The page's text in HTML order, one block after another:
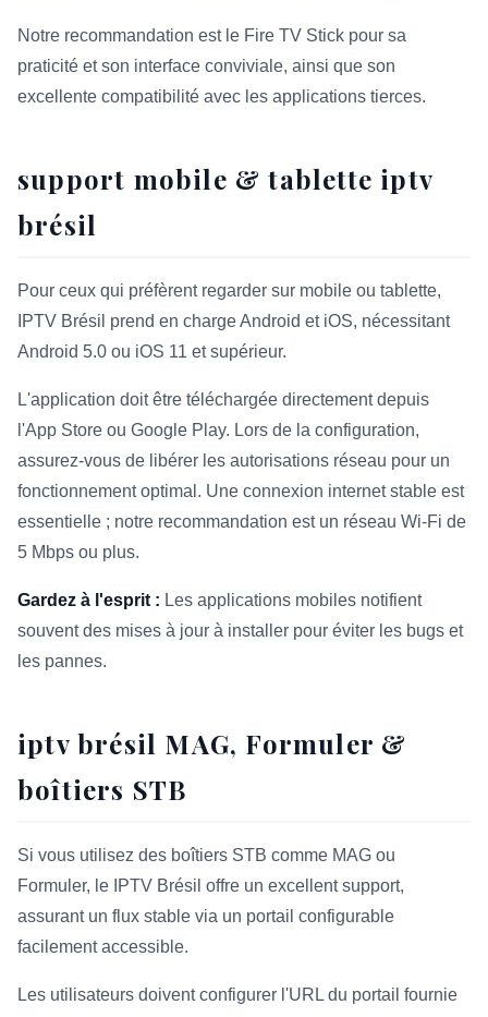
Notre recommandation est le Fire TV Stick pour sa
praticité et son interface conviviale, ainsi que son
excellente compatibilité avec les applications tierces.
support mobile & tablette iptv
brésil
Pour ceux qui préfèrent regarder sur mobile ou tablette,
IPTV Brésil prend en charge Android et iOS, nécessitant
Android 5.0 ou iOS 11 et supérieur.
L'application doit être téléchargée directement depuis
l'App Store ou Google Play. Lors de la configuration,
assurez-vous de libérer les autorisations réseau pour un
fonctionnement optimal. Une connexion internet stable est
essentielle ; notre recommandation est un réseau Wi-Fi de
5 Mbps ou plus.
Gardez à l'esprit : Les applications mobiles notifient
souvent des mises à jour à installer pour éviter les bugs et
les pannes.
iptv brésil MAG, Formuler &
boîtiers STB
Si vous utilisez des boîtiers STB comme MAG ou
Formuler, le IPTV Brésil offre un excellent support,
assurant un flux stable via un portail configurable
facilement accessible.
Les utilisateurs doivent configurer l'URL du portail fournie